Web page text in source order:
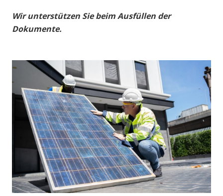
Wir unterstützen Sie beim Ausfüllen der
Dokumente.